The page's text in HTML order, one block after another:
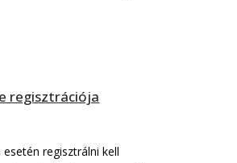
regisztrációja
esetén regisztrálni kell